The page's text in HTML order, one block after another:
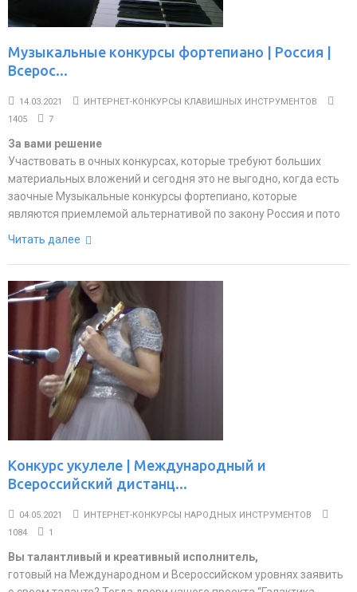
Музыкальные конкурсы фортепиано | Россия |
Всерос...
14.03.2021
ИНТЕРНЕТ-КОНКУРСЫ КЛАВИШНЫХ ИНСТРУМЕНТОВ
1405
7
За вами решение
Участвовать в очных конкурсах, которые требуют больших
материальных вложений и сегодня это не выгодно, когда есть
заочные Музыкальные конкурсы фортепиано, которые
являются приемлемой альтернативой по закону Россия и пото
Читать далее
Конкурс укулеле | Международный и
Всероссийский дистанц...
04.05.2021
ИНТЕРНЕТ-КОНКУРСЫ НАРОДНЫХ ИНСТРУМЕНТОВ
1084
1
Вы талантливый и креативный исполнитель,
готовый на Международном и Всероссийском уровнях заявить